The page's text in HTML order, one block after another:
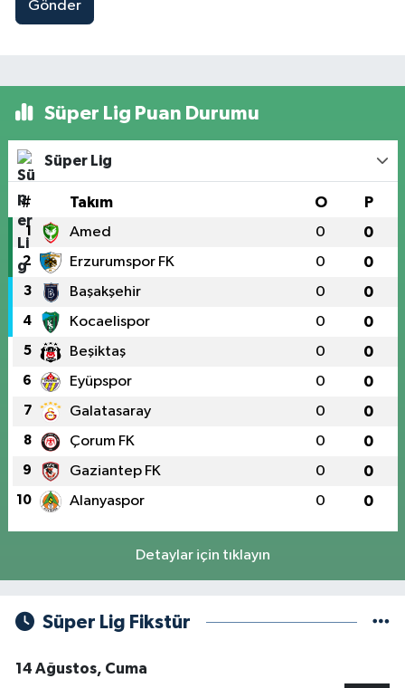
Gönder
Süper Lig Puan Durumu
Süper Lig
# Takım O P
1 Amed 0 0
2 Erzurumspor FK 0 0
3 Başakşehir 0 0
4 Kocaelispor 0 0
5 Beşiktaş 0 0
6 Eyüpspor 0 0
7 Galatasaray 0 0
8 Çorum FK 0 0
9 Gaziantep FK 0 0
10 Alanyaspor 0 0
Detaylar için tıklayın
Süper Lig Fikstür
14 Ağustos, Cuma